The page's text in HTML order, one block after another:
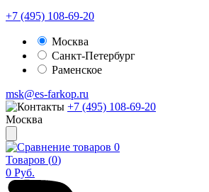
+7 (495) 108-69-20
Москва
Санкт-Петербург
Раменское
msk@es-farkop.ru
+7 (495) 108-69-20
Москва
0
Товаров (0)
0 Руб.